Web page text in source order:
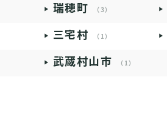
瑞穂町 （3）
三宅村 （1）
武蔵村山市 （1）